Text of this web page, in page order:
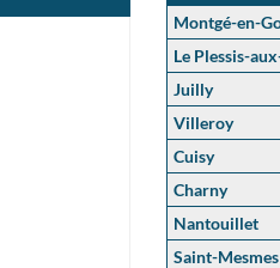
Montgé-en-
Le Plessis-
Juilly
Villeroy
Cuisy
Charny
Nantouillet
Saint-Mesmes